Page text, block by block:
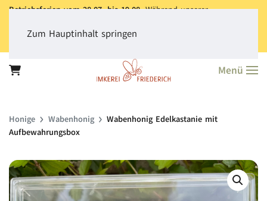
Betriebsferien vom 28.07. bis 19.08.Während unserer
dass derVersand aller Bestellungen erst ab dem 20.08.
Vielen Dank für Ihr Verständnis!
Zum Hauptinhalt springen
Menü
Honige Wabenhonig
Wabenhonig Edelkastanie mit
Aufbewahrungsbox